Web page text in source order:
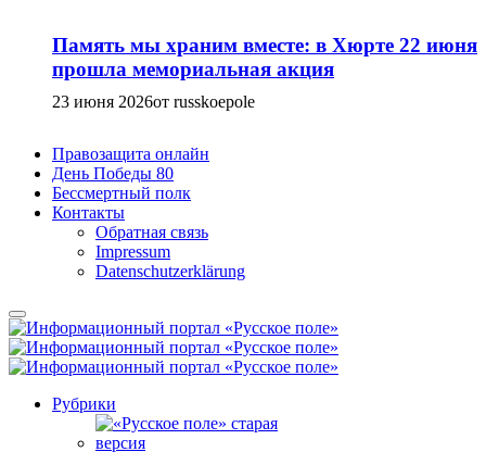
Память мы храним вместе: в Хюрте 22 июня
прошла мемориальная акция
23 июня 2026от russkoepole
Правозащита онлайн
День Победы 80
Бессмертный полк
Контакты
Обратная связь
Impressum
Datenschutzerklärung
Рубрики